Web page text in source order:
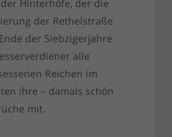
Hinterhöfe, der die
der Rethelstraße
der Siebzigerjahre
alle
Reichen im
ihre – damals schön
mit.